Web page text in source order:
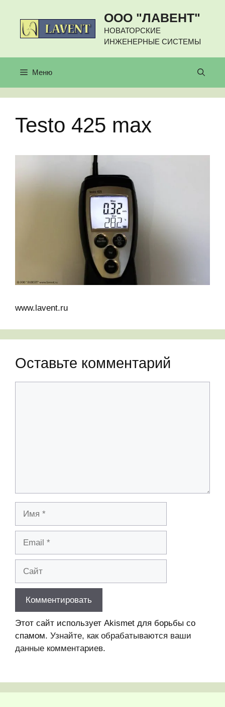
содержимому
ООО "ЛАВЕНТ"
НОВАТОРСКИЕ
ИНЖЕНЕРНЫЕ СИСТЕМЫ
Меню
Testo 425 max
www.lavent.ru
Оставьте комментарий
Этот сайт использует Akismet для борьбы со
спамом. Узнайте, как обрабатываются ваши
данные комментариев.